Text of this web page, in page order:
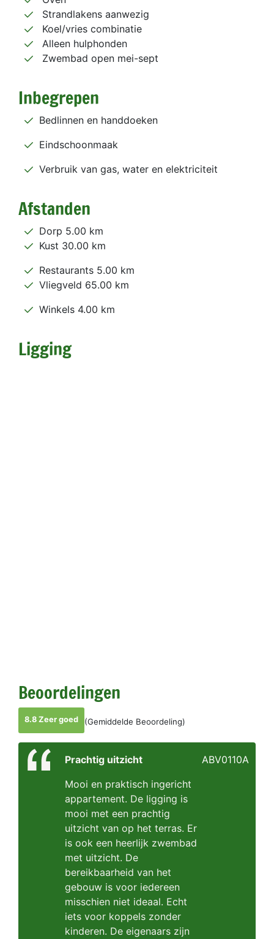
Strandlakens aanwezig
Koel/vries combinatie
Alleen hulphonden
Zwembad open mei-sept
Inbegrepen
Bedlinnen en handdoeken
Eindschoonmaak
Verbruik van gas, water en elektriciteit
Afstanden
Dorp 5.00 km
Kust 30.00 km
Restaurants 5.00 km
Vliegveld 65.00 km
Winkels 4.00 km
Ligging
Beoordelingen
8.8 Zeer goed (Gemiddelde Beoordeling)
Prachtig uitzicht
Mooi en praktisch ingericht
appartement. De ligging is
mooi met een prachtig
uitzicht van op het terras. Er
is ook een heerlijk zwembad
met uitzicht. De
bereikbaarheid van het
gebouw is voor iedereen
misschien niet ideaal. Echt
iets voor koppels zonder
kinderen. De eigenaars zijn
ABV0110A